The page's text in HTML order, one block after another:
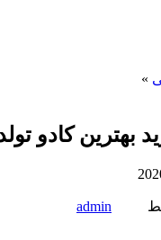
»
بهترین کادو
admin